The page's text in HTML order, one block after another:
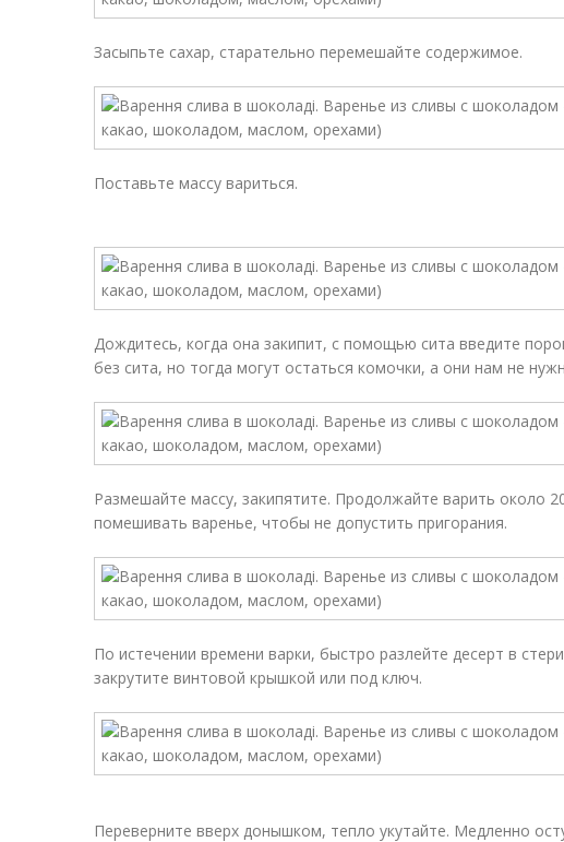
Засыпьте сахар, старательно перемешайте содержимое.
Поставьте массу вариться.
Дождитесь, когда она закипит, с помощью сита введите
без сита, но тогда могут остаться комочки, а они нам не
Размешайте массу, закипятите. Продолжайте варить около
помешивать варенье, чтобы не допустить пригорания.
По истечении времени варки, быстро разлейте десерт в
закрутите винтовой крышкой или под ключ.
Переверните вверх донышком, тепло укутайте. Медленно